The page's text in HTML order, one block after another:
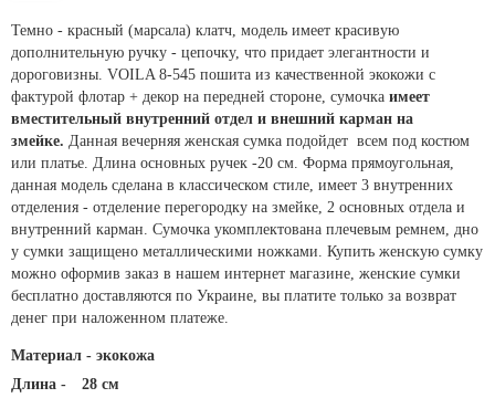
Темно - красный (марсала) клатч, модель имеет красивую
дополнительную ручку - цепочку, что придает элегантности и
дороговизны. VOILA 8-545 пошита из качественной экокожи с
фактурой флотар + декор на передней стороне, сумочка имеет
вместительный внутренний отдел и внешний карман на
змейке. Данная вечерняя женская сумка подойдет всем под костюм
или платье. Длина основных ручек -20 см. Форма прямоугольная,
данная модель сделана в классическом стиле, имеет 3 внутренних
отделения - отделение перегородку на змейке, 2 основных отдела и
внутренний карман. Сумочка укомплектована плечевым ремнем, дно
у сумки защищено металлическими ножками. Купить женскую сумку
можно оформив заказ в нашем интернет магазине, женские сумки
бесплатно доставляются по Украине, вы платите только за возврат
денег при наложенном платеже.
Материал - экокожа
Длина -
28 см